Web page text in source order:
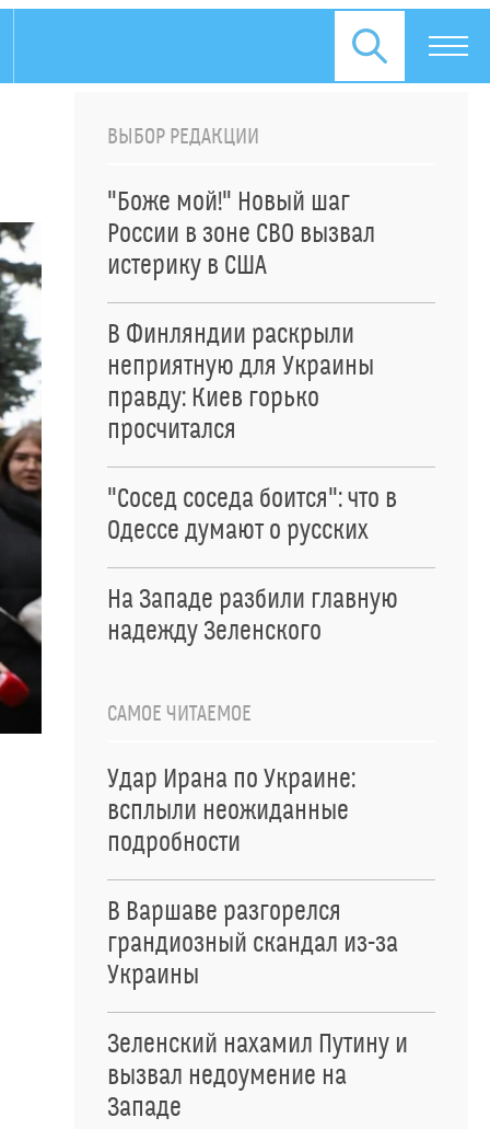
ВЫБОР РЕДАКЦИИ
"Боже мой!" Новый шаг
России в зоне СВО вызвал
истерику в США
В Финляндии раскрыли
неприятную для Украины
правду: Киев горько
просчитался
"Сосед соседа боится": что в
Одессе думают о русских
На Западе разбили главную
надежду Зеленского
САМОЕ ЧИТАЕМОЕ
Удар Ирана по Украине:
всплыли неожиданные
подробности
В Варшаве разгорелся
грандиозный скандал из-за
Украины
Зеленский нахамил Путину и
вызвал недоумение на
Западе